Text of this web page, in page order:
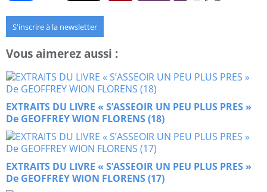
S'inscrire à la newsletter
Vous aimerez aussi :
EXTRAITS DU LIVRE « S’ASSEOIR UN PEU PLUS PRES »
De GEOFFREY WION FLORENS (18)
EXTRAITS DU LIVRE « S’ASSEOIR UN PEU PLUS PRES »
De GEOFFREY WION FLORENS (17)